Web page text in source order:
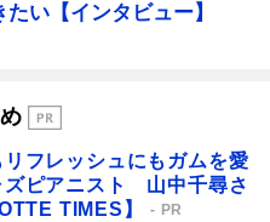
い【インタビュー】
フレッシュにもガムを愛
ズピアニスト 山中千尋さ
TIMES】
PR